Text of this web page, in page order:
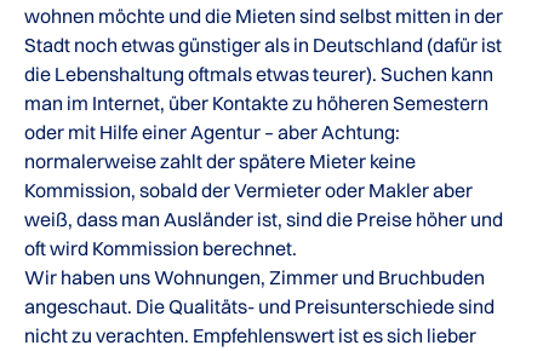
wohnen möchte und die Mieten sind selbst mitten in der
Stadt noch etwas günstiger als in Deutschland (dafür ist
die Lebenshaltung oftmals etwas teurer). Suchen kann
man im Internet, über Kontakte zu höheren Semestern
oder mit Hilfe einer Agentur – aber Achtung:
normalerweise zahlt der spätere Mieter keine
Kommission, sobald der Vermieter oder Makler aber
weiß, dass man Ausländer ist, sind die Preise höher und
oft wird Kommission berechnet.
Wir haben uns Wohnungen, Zimmer und Bruchbuden
angeschaut. Die Qualitäts- und Preisunterschiede sind
nicht zu verachten. Empfehlenswert ist es sich lieber